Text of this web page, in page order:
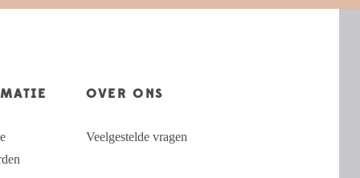
OVER ONS
Veelgestelde vragen